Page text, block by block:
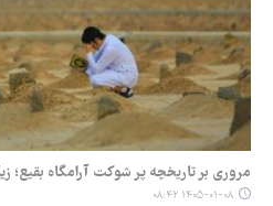
مروری بر تاریخچه پر شوکت آرامگاه
۱۴۰۵-۰۱-۰۸ ۰۸:۴۲